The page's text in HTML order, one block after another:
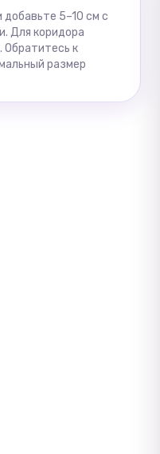
5–10 см с
Для коридора
Обратитесь к
размер